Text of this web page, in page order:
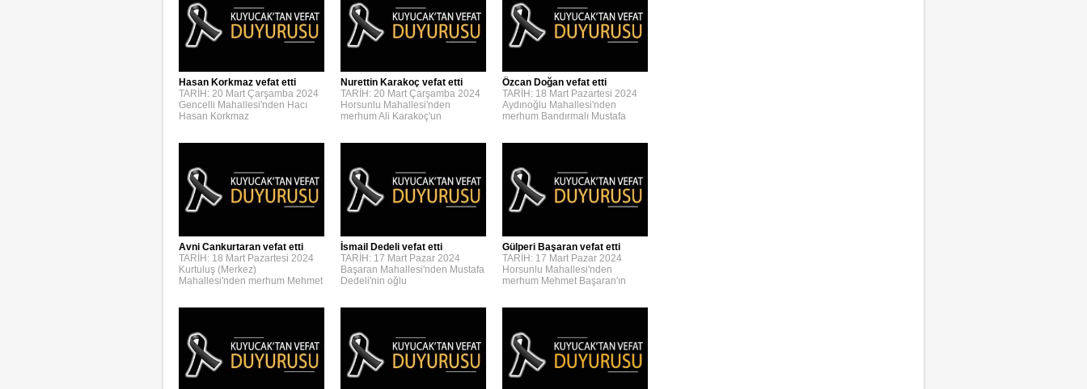
Hasan Korkmaz vefat etti
TARİH: 20 Mart Çarşamba 2024
Gencelli Mahallesi'nden Hacı
Hasan Korkmaz
Nurettin Karakoç vefat etti
TARİH: 20 Mart Çarşamba 2024
Horsunlu Mahallesi'nden
merhum Ali Karakoç'un
Özcan Doğan vefat etti
TARİH: 18 Mart Pazartesi 2024
Aydınoğlu Mahallesi'nden
merhum Bandırmalı Mustafa
Avni Cankurtaran vefat etti
TARİH: 18 Mart Pazartesi 2024
Kurtuluş (Merkez)
Mahallesi'nden merhum Mehmet
İsmail Dedeli vefat etti
TARİH: 17 Mart Pazar 2024
Başaran Mahallesi'nden Mustafa
Dedeli'nin oğlu
Gülperi Başaran vefat etti
TARİH: 17 Mart Pazar 2024
Horsunlu Mahallesi'nden
merhum Mehmet Başaran'ın